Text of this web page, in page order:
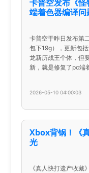
卡普空发布《
端着色器编译问
卡普空于昨日发布第
包下19g），更新包
龙新历战王个体，但
新，就是修复了pc端
2026-05-10 04:00:03
Xbox背锅！《
光
《真人快打遗产收藏